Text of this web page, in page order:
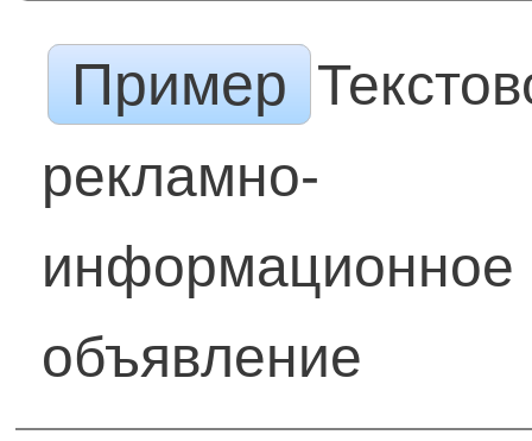
Пример
рекламно-
информационное
объявление